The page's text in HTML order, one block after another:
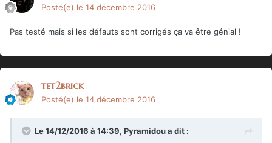
Posté(e) le 14 décembre 2016
Pas testé mais si les défauts sont corrigés ça va être génial !
tet2brick
Posté(e) le 14 décembre 2016
Le 14/12/2016 à 14:39, Pyramidoua dit :